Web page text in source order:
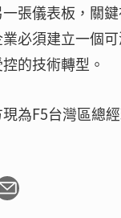
張儀表板，關
必須建立一個
的技術轉型。
為F5台灣區總